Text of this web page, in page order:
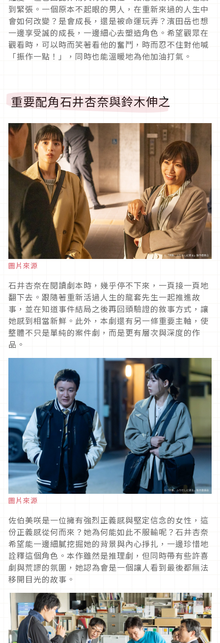
到緊張。一個原本不起眼的男人，在重新來過的人生中
會如何改變？是會成長，還是被命運玩弄？濱田岳也想
一邊享受誠的成長，一邊細心去塑造角色。希望觀眾在
觀看時，可以時而笑著看他的奮鬥，時而忍不住對他喊
「振作一點！」，同時也能溫暖地為他加油打氣。
重要配角石井杏奈與鈴木伸之
圖片來源
石井杏奈在閱讀劇本時，幾乎停不下來，一頁接一頁地
翻下去。跟隨著重新活過人生的龍套先生一起推進故
事，並在知道事件結局之後再回頭驗證的敘事方式，讓
她感到相當新鮮。此外，本劇還有另一條重要主軸，使
整體不只是單純的案件劇，而是更有層次與深度的作
品。
圖片來源
佐伯美咲是一位擁有強烈正義感與堅定信念的女性，這
份正義感從何而來？她為何能如此不服輸呢？石井杏奈
希望能一邊細膩挖掘她的背景與內心掙扎，一邊珍惜地
詮釋這個角色。本作雖然是推理劇，但同時帶有些許喜
劇與荒謬的氛圍，她認為會是一個讓人看到最後都無法
移開目光的故事。